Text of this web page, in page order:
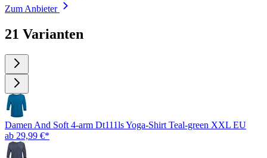
Zum Anbieter
21 Varianten
Damen And Soft 4-arm Dt111ls Yoga-Shirt Teal-green XXL EU
ab 29,99 €*